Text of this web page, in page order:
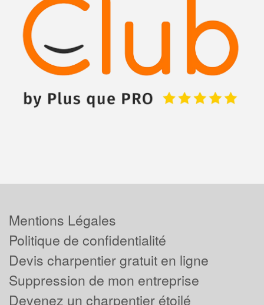
Mentions Légales
Politique de confidentialité
Devis charpentier gratuit en ligne
Suppression de mon entreprise
Devenez un charpentier étoilé